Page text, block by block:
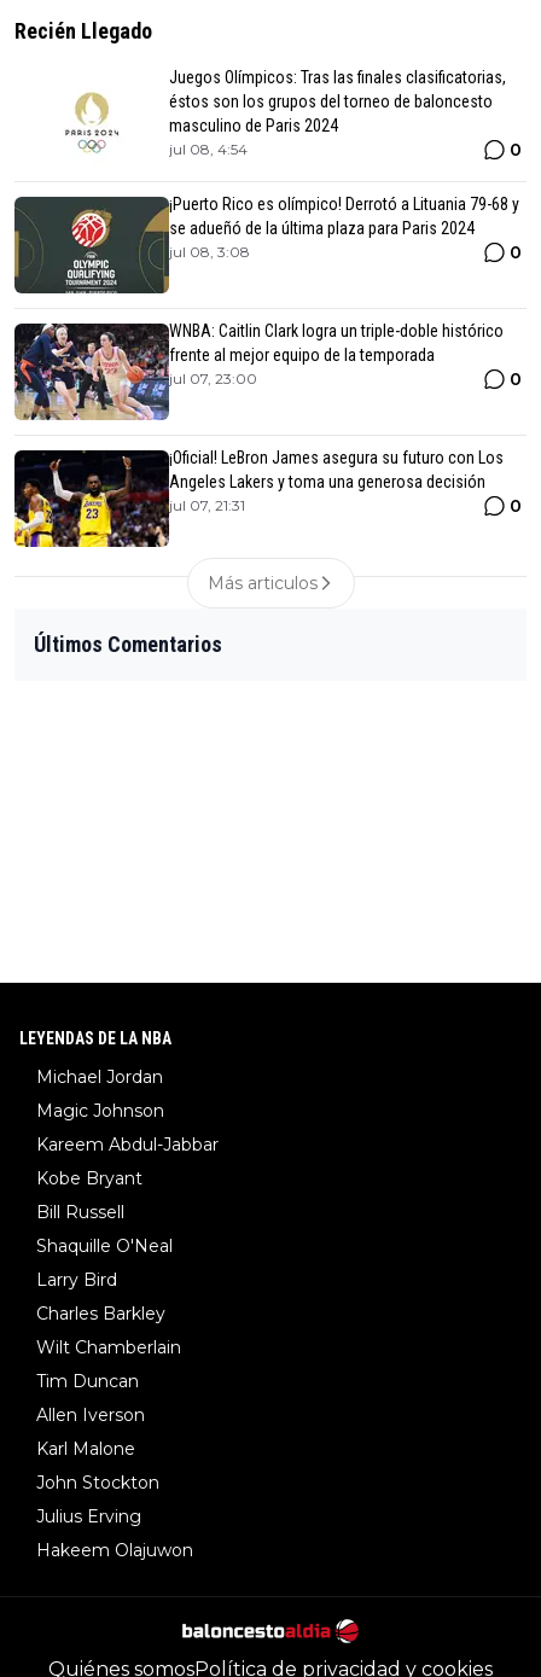
Recién Llegado
Juegos Olímpicos: Tras las finales clasificatorias,
éstos son los grupos del torneo de baloncesto
masculino de Paris 2024
jul 08, 4:54 0
¡Puerto Rico es olímpico! Derrotó a Lituania 79-68 y
se adueñó de la última plaza para Paris 2024
jul 08, 3:08 0
WNBA: Caitlin Clark logra un triple-doble histórico
frente al mejor equipo de la temporada
jul 07, 23:00 0
¡Oficial! LeBron James asegura su futuro con Los
Angeles Lakers y toma una generosa decisión
jul 07, 21:31 0
Más articulos
Últimos Comentarios
LEYENDAS DE LA NBA
Michael Jordan
Magic Johnson
Kareem Abdul-Jabbar
Kobe Bryant
Bill Russell
Shaquille O'Neal
Larry Bird
Charles Barkley
Wilt Chamberlain
Tim Duncan
Allen Iverson
Karl Malone
John Stockton
Julius Erving
Hakeem Olajuwon
Quiénes somosPolítica de privacidad y cookies